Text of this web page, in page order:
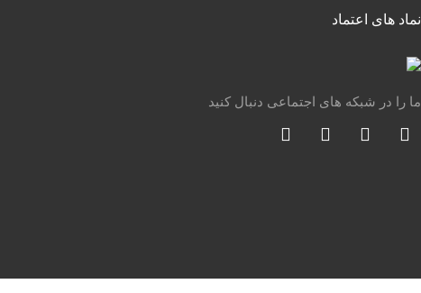
نماد های اعتماد
ما را در شبکه های اجتماعی دنبال کنید